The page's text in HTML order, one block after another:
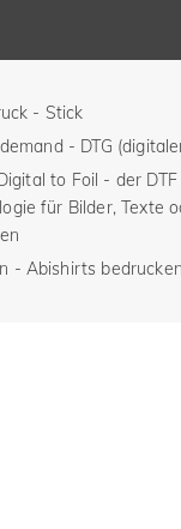
- Stick
- DTG
to Foil - der
für Bilder, Texte
- Abishirts bedrucken